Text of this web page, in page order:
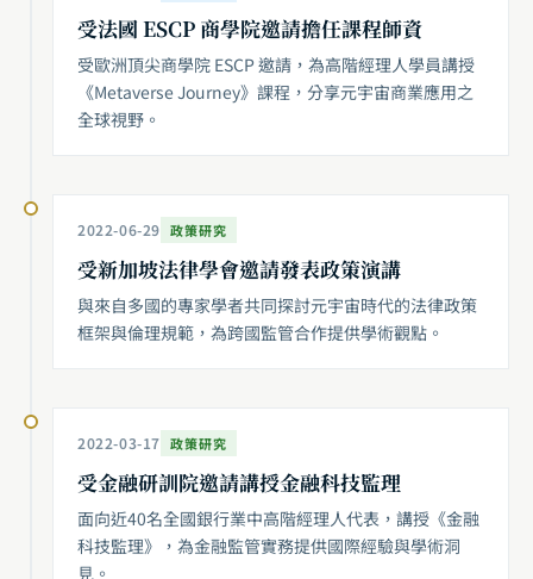
受法國 ESCP 商學院邀請擔任課程師資
受歐洲頂尖商學院 ESCP 邀請，為高階經理人學員講授
《Metaverse Journey》課程，分享元宇宙商業應用之
全球視野。
2022-06-29 政策研究
受新加坡法律學會邀請發表政策演講
與來自多國的專家學者共同探討元宇宙時代的法律政策
框架與倫理規範，為跨國監管合作提供學術觀點。
2022-03-17 政策研究
受金融研訓院邀請講授金融科技監理
面向近40名全國銀行業中高階經理人代表，講授《金融
科技監理》，為金融監管實務提供國際經驗與學術洞
見。